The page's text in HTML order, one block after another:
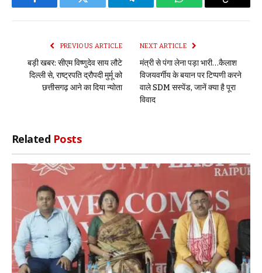
Facebook Twitter Telegram WhatsApp Copy
PREVIOUS ARTICLE
बड़ी खबर: सीएम विष्णुदेव साय लौटे
दिल्ली से, राष्ट्रपति द्रौपदी मुर्मू को
छत्तीसगढ़ आने का दिया न्योता
NEXT ARTICLE
मंत्री से पंगा लेना पड़ा भारी…कैलाश
विजयवर्गीय के बयान पर टिप्पणी करने
वाले SDM सस्पेंड, जानें क्या है पूरा
विवाद
Related Posts